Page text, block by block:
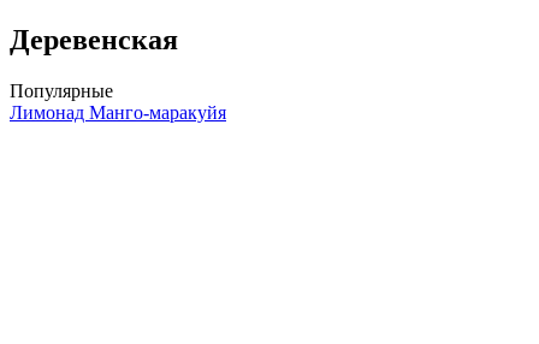
Деревенская
Популярные
Лимонад Манго-маракуйя